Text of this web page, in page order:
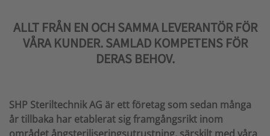
ALLT FRÅN EN OCH SAMMA LEVERANTÖR FÖR
VÅRA KUNDER. SAMLAD KOMPETENS FÖR
DERAS BEHOV.
SHP Steriltechnik AG är ett företag som sedan många
år tillbaka har etablerat sig framgångsrikt inom